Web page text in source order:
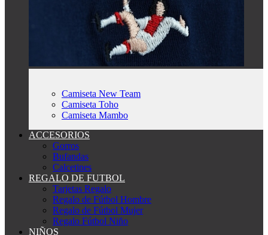
Camiseta New Team
Camiseta Toho
Camiseta Mambo
ACCESORIOS
Gorros
Bufandas
Calcetines
REGALO DE FUTBOL
Tarjetas Regalo
Regalo de Fútbol Hombre
Regalo de Fútbol Mujer
Regalo Fútbol Niño
NIÑOS